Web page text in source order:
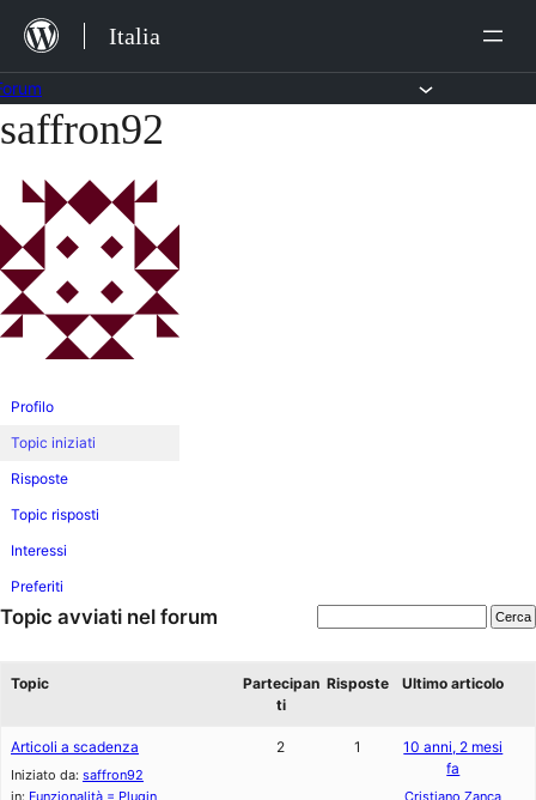
Salta
contenuto
Italia
Vai
contenuto
saffron92
Profilo
Topic iniziati
Risposte
Topic risposti
Interessi
Preferiti
Topic avviati nel forum
Topic
Partecipan
ti
Risposte Ultimo articolo
Articoli a scadenza
Iniziato da: saffron92
in: Funzionalità = Plugin
2 1
10 anni, 2 mesi
fa
Cristiano Zanca